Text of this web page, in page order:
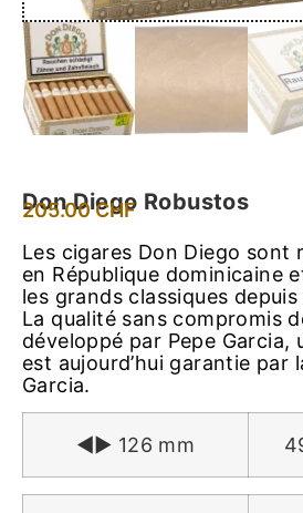
Don Diego Robustos
205.00CHF
Les cigares Don Diego sont
en République dominicaine
les grands classiques
La qualité sans compromis
développé par Pepe Garcia,
est aujourd’hui garantie par
Garcia.
◄► 126 mm